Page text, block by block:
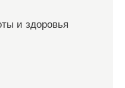
и здоровья